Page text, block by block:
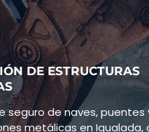
DE ESTRUCTURAS
seguro de naves, puentes
metálicas en Igualada,